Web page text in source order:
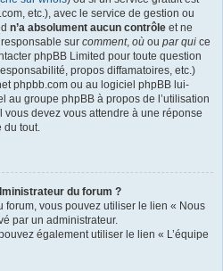
etc.), avec le service de gestion ou
n’a absolument aucun contrôle et ne
sur comment, où ou par qui ce
phpBB Limited pour toute question
propos diffamatoires, etc.)
phpbb.com ou au logiciel phpBB lui-
au groupe phpBB à propos de l’utilisation
vous devez vous attendre à une réponse
du tout.
du forum ?
forum, vous pouvez utiliser le lien « Nous
par un administrateur.
également utiliser le lien « L’équipe